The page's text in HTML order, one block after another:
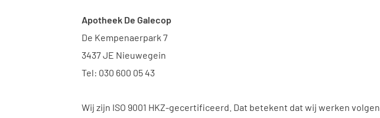
Apotheek De Galecop
De Kempenaerpark 7
3437 JE Nieuwegein
Tel: 030 600 05 43
Wij zijn ISO 9001 HKZ-gecertificeerd. Dat betekent dat wij werken